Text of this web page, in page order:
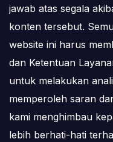
jawab atas segala
konten tersebut.
website ini harus
dan Ketentuan
untuk melakukan
memperoleh saran
kami menghimbau
lebih berhati-hati